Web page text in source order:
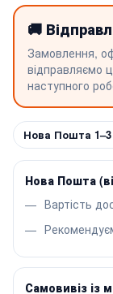
🚚
Замовлення,
відправляємо
наступного
Нова Пошта 1–3
Нова Пошта
Вартість
Самовивіз із